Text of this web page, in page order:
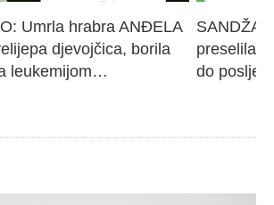
Umrla hrabra ANĐELA
djevojčica, borila
leukemijom…
preselila
do